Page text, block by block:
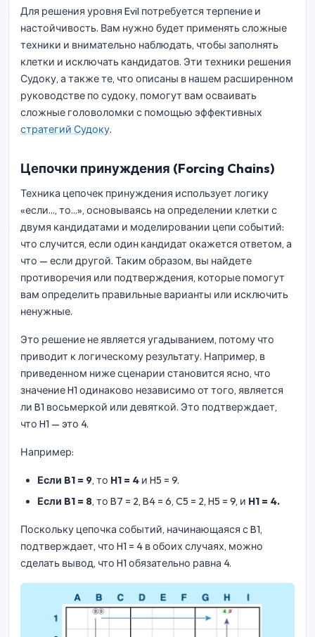
Для решения уровня Evil потребуется терпение и
настойчивость. Вам нужно будет применять сложные
техники и внимательно наблюдать, чтобы заполнять
клетки и исключать кандидатов. Эти техники решения
Судоку, а также те, что описаны в нашем расширенном
руководстве по судоку, помогут вам осваивать
сложные головоломки с помощью эффективных
стратегий Судоку.
Цепочки принуждения (Forcing Chains)
Техника цепочек принуждения использует логику
«если..., то...», основываясь на определении клетки с
двумя кандидатами и моделировании цепи событий:
что случится, если один кандидат окажется ответом, а
что — если другой. Таким образом, вы найдете
противоречия или подтверждения, которые помогут
вам определить правильные варианты или исключить
ненужные.
Это решение не является угадыванием, потому что
приводит к логическому результату. Например, в
приведенном ниже сценарии становится ясно, что
значение H1 одинаково независимо от того, является
ли B1 восьмеркой или девяткой. Это подтверждает,
что H1 — это 4.
Например:
Если B1 = 9, то H1 = 4 и H5 = 9.
Если B1 = 8, то B7 = 2, B4 = 6, C5 = 2, H5 = 9, и H1 = 4.
Поскольку цепочка событий, начинающаяся с B1,
подтверждает, что H1 = 4 в обоих случаях, можно
сделать вывод, что H1 обязательно равна 4.